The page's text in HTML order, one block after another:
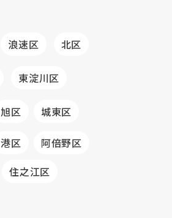
浪速区 北区
東淀川区
旭区 城東区
港区
阿倍野区
住之江区